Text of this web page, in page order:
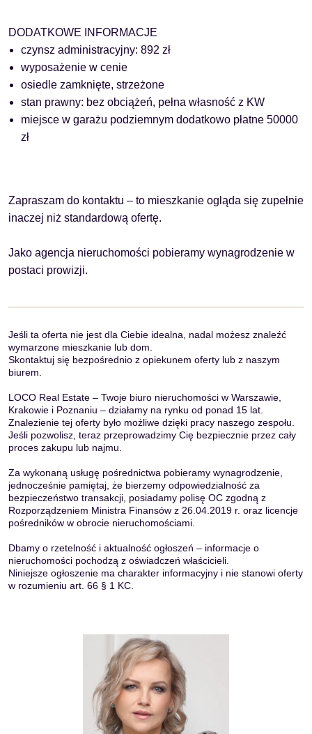
DODATKOWE INFORMACJE
czynsz administracyjny: 892 zł
wyposażenie w cenie
osiedle zamknięte, strzeżone
stan prawny: bez obciążeń, pełna własność z KW
miejsce w garażu podziemnym dodatkowo płatne 50000
zł
Zapraszam do kontaktu – to mieszkanie ogląda się zupełnie
inaczej niż standardową ofertę.
Jako agencja nieruchomości pobieramy wynagrodzenie w
postaci prowizji.
Jeśli ta oferta nie jest dla Ciebie idealna, nadal możesz znaleźć
wymarzone mieszkanie lub dom.
Skontaktuj się bezpośrednio z opiekunem oferty lub z naszym
biurem.
LOCO Real Estate – Twoje biuro nieruchomości w Warszawie,
Krakowie i Poznaniu – działamy na rynku od ponad 15 lat.
Znalezienie tej oferty było możliwe dzięki pracy naszego zespołu.
Jeśli pozwolisz, teraz przeprowadzimy Cię bezpiecznie przez cały
proces zakupu lub najmu.
Za wykonaną usługę pośrednictwa pobieramy wynagrodzenie,
jednocześnie pamiętaj, że bierzemy odpowiedzialność za
bezpieczeństwo transakcji, posiadamy polisę OC zgodną z
Rozporządzeniem Ministra Finansów z 26.04.2019 r. oraz licencje
pośredników w obrocie nieruchomościami.
Dbamy o rzetelność i aktualność ogłoszeń – informacje o
nieruchomości pochodzą z oświadczeń właścicieli.
Niniejsze ogłoszenie ma charakter informacyjny i nie stanowi oferty
w rozumieniu art. 66 § 1 KC.